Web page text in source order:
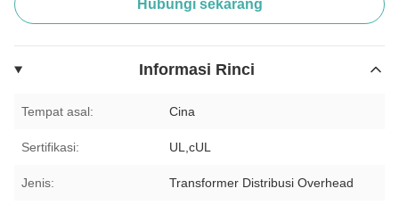
Hubungi sekarang
Informasi Rinci
Tempat asal: Cina
Sertifikasi: UL,cUL
Jenis: Transformer Distribusi Overhead